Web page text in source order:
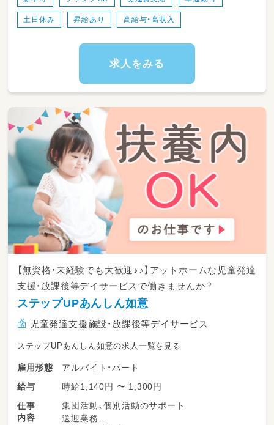
・トイレや着替え、おやつタイムのサポート
・お部屋の掃除やおもちゃの消毒など、安心・安
・保護者さまとのコミュニケーションや、日々の
土日休み 昇給あり 高給与・高収入
求人をみる
【無資格・未経験でも大歓迎♪♪】アットホームな児童発達
支援・放課後等デイサービスで働きませんか？
ステップUPあんしん如意
児童発達支援施設・放課後等デイサービス
ステップUPあんしん如意の求人一覧を見る
雇用形態
アルバイト・パート
給与
時給1,140円 〜 1,300円
仕事
内容
集団活動、個別活動のサポート
送迎業務